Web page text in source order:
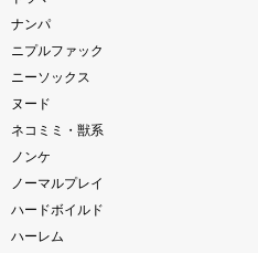
ナンパ
ニプルファック
ニーソックス
ヌード
ネコミミ・獣系
ノンケ
ノーマルプレイ
ハードボイルド
ハーレム